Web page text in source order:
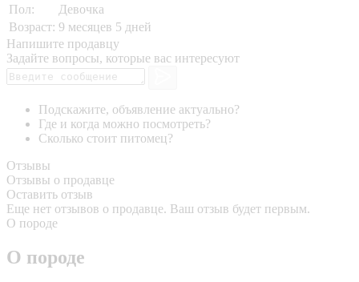
Пол:
Девочка
Возраст: 9 месяцев 5 дней
Напишите продавцу
Задайте вопросы, которые вас интересуют
Подскажите, объявление актуально?
Где и когда можно посмотреть?
Сколько стоит питомец?
Отзывы
Отзывы о продавце
Оставить отзыв
Еще нет отзывов о продавце. Ваш отзыв будет первым.
О породе
О породе